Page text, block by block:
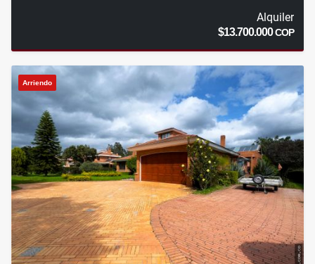
Alquiler
$13.700.000COP
Arriendo